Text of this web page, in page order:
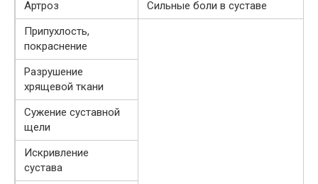
Артроз
Сильные боли в суставе
Припухлость,
покраснение
Разрушение
хрящевой ткани
Сужение суставной
щели
Искривление
сустава